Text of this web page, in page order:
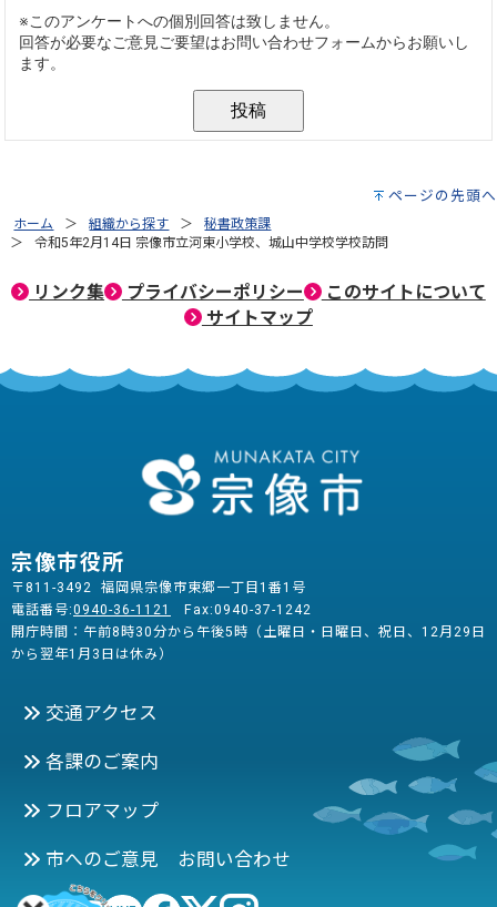
ページの先頭へ
ホーム 組織から探す
秘書政策課
令和5年2月14日 宗像市立河東小学校、城山中学校学校訪問
リンク集 プライバシーポリシー
このサイトについて
サイトマップ
宗像市役所
〒811-3492 福岡県宗像市東郷一丁目1番1号
電話番号:0940-36-1121
Fax:0940-37-1242
開庁時間：午前8時30分から午後5時（土曜日・日曜日、祝日、12月29日
から翌年1月3日は休み）
交通アクセス
各課のご案内
フロアマップ
市へのご意見 お問い合わせ